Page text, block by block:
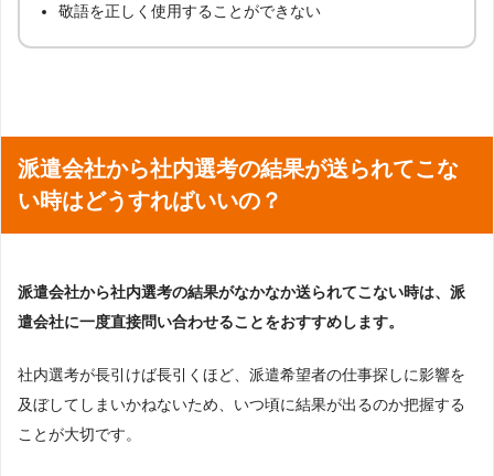
敬語を正しく使用することができない
派遣会社から社内選考の結果が送られてこな
い時はどうすればいいの？
派遣会社から社内選考の結果がなかなか送られてこない時は、派
遣会社に一度直接問い合わせることをおすすめします。
社内選考が長引けば長引くほど、派遣希望者の仕事探しに影響を
及ぼしてしまいかねないため、いつ頃に結果が出るのか把握する
ことが大切です。